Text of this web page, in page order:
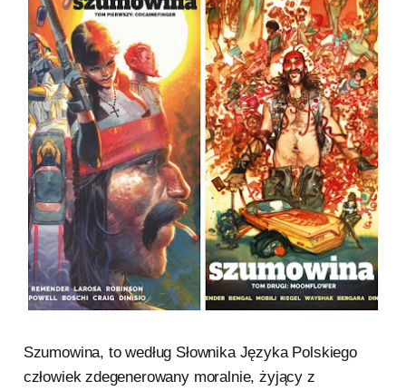
Szumowina, to według Słownika Języka Polskiego
człowiek zdegenerowany moralnie, żyjący z